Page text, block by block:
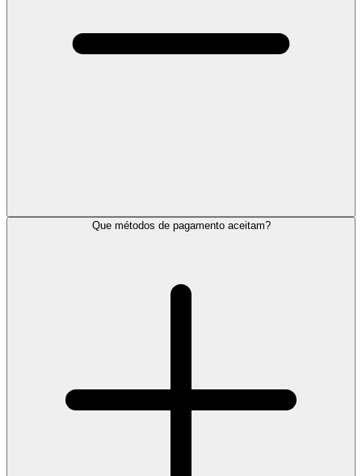
Que métodos de pagamento aceitam?